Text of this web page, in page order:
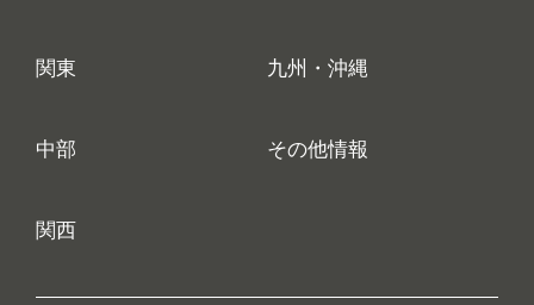
関東 九州・沖縄
中部 その他情報
関西